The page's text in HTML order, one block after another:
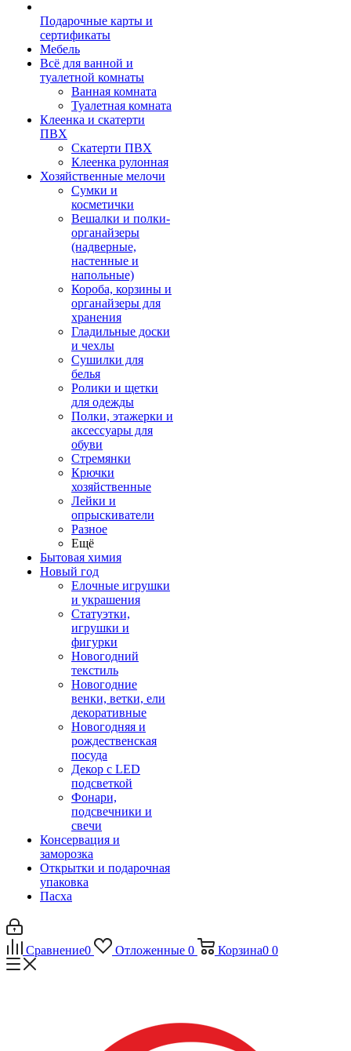
Подарочные карты и
сертификаты
Мебель
Всё для ванной и
туалетной комнаты
Ванная комната
Туалетная комната
Клеенка и скатерти
ПВХ
Скатерти ПВХ
Клеенка рулонная
Хозяйственные мелочи
Сумки и
косметички
Вешалки и полки-
органайзеры
(надверные,
настенные и
напольные)
Короба, корзины и
органайзеры для
хранения
Гладильные доски
и чехлы
Сушилки для
белья
Ролики и щетки
для одежды
Полки, этажерки и
аксессуары для
обуви
Стремянки
Крючки
хозяйственные
Лейки и
опрыскиватели
Разное
Ещё
Бытовая химия
Новый год
Елочные игрушки
и украшения
Статуэтки,
игрушки и
фигурки
Новогодний
текстиль
Новогодние
венки, ветки, ели
декоративные
Новогодняя и
рождественская
посуда
Декор с LED
подсветкой
Фонари,
подсвечники и
свечи
Консервация и
заморозка
Открытки и подарочная
упаковка
Пасха
Сравнение0 Отложенные 0 Корзина0 0